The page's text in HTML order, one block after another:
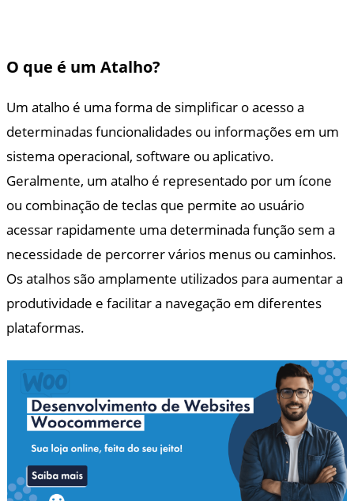
O que é um Atalho?
Um atalho é uma forma de simplificar o acesso a
determinadas funcionalidades ou informações em um
sistema operacional, software ou aplicativo.
Geralmente, um atalho é representado por um ícone
ou combinação de teclas que permite ao usuário
acessar rapidamente uma determinada função sem a
necessidade de percorrer vários menus ou caminhos.
Os atalhos são amplamente utilizados para aumentar a
produtividade e facilitar a navegação em diferentes
plataformas.